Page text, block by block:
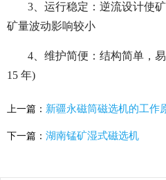
3、运行稳定：逆流设计使
矿量波动影响较小
4、维护简便：结构简单，
15 年)
上一篇： 新疆永磁筒磁选机的工作
下一篇： 湖南锰矿湿式磁选机